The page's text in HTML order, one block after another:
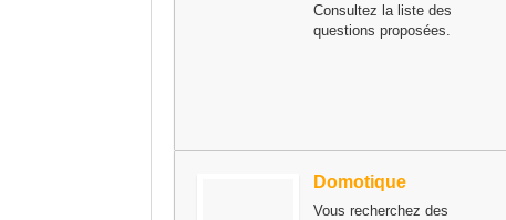
Consultez la liste des
questions proposées.
Domotique
Vous recherchez des